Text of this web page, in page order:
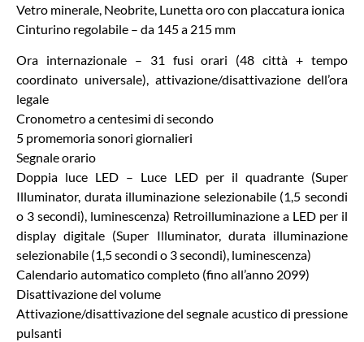
Vetro minerale, Neobrite, Lunetta oro con placcatura ionica
Cinturino regolabile – da 145 a 215 mm
Ora internazionale – 31 fusi orari (48 città + tempo
coordinato universale), attivazione/disattivazione dell’ora
legale
Cronometro a centesimi di secondo
5 promemoria sonori giornalieri
Segnale orario
Doppia luce LED – Luce LED per il quadrante (Super
Illuminator, durata illuminazione selezionabile (1,5 secondi
o 3 secondi), luminescenza) Retroilluminazione a LED per il
display digitale (Super Illuminator, durata illuminazione
selezionabile (1,5 secondi o 3 secondi), luminescenza)
Calendario automatico completo (fino all’anno 2099)
Disattivazione del volume
Attivazione/disattivazione del segnale acustico di pressione
pulsanti